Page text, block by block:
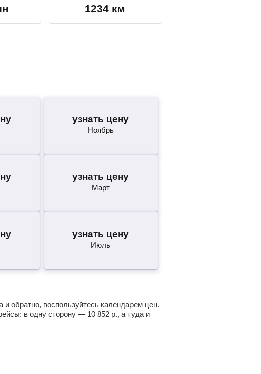
1234 км
узнать цену
Ноябрь
узнать цену
Март
узнать цену
Июль
обратно, воспользуйтесь календарем цен.
в одну сторону — 10 852 р., а туда и